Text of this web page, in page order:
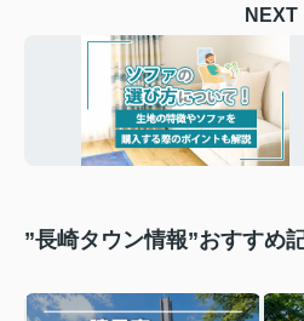
NEXT
”長崎タウン情報”おすすめ